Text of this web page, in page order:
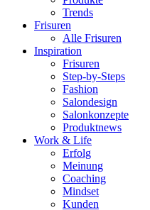
Trends
Frisuren
Alle Frisuren
Inspiration
Frisuren
Step-by-Steps
Fashion
Salondesign
Salonkonzepte
Produktnews
Work & Life
Erfolg
Meinung
Coaching
Mindset
Kunden